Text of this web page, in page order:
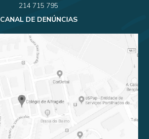
214 715 795
CANAL DE DENÚNCIAS